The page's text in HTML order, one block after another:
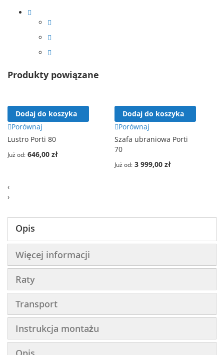
Produkty powiązane
Dodaj do koszyka
Porównaj
Lustro Porti 80
Już od 646,00 zł
Dodaj do koszyka
Porównaj
Szafa ubraniowa Porti
70
Już od 3 999,00 zł
‹
›
Opis
Więcej informacji
Raty
Transport
Instrukcja montażu